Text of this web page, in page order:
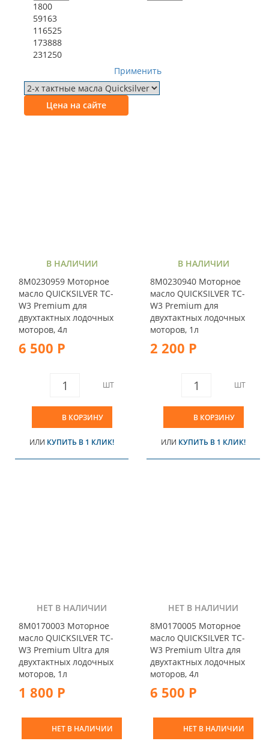
1800
59163
116525
173888
231250
Применить
Цена на сайте
В НАЛИЧИИ
8M0230959 Моторное
масло QUICKSILVER TC-
W3 Premium для
двухтактных лодочных
моторов, 4л
6 500 Р
ШТ
В КОРЗИНУ
ИЛИ КУПИТЬ В 1 КЛИК!
В НАЛИЧИИ
8M0230940 Моторное
масло QUICKSILVER TC-
W3 Premium для
двухтактных лодочных
моторов, 1л
2 200 Р
ШТ
В КОРЗИНУ
ИЛИ КУПИТЬ В 1 КЛИК!
НЕТ В НАЛИЧИИ
8M0170003 Моторное
масло QUICKSILVER TC-
W3 Premium Ultra для
двухтактных лодочных
моторов, 1л
1 800 Р
НЕТ В НАЛИЧИИ
НЕТ В НАЛИЧИИ
8M0170005 Моторное
масло QUICKSILVER TC-
W3 Premium Ultra для
двухтактных лодочных
моторов, 4л
6 500 Р
НЕТ В НАЛИЧИИ